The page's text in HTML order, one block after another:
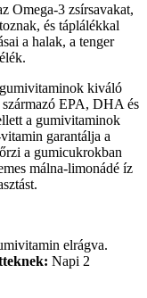
Omega-3 zsírsavakat,
és táplálékkal
a halak, a tenger
kiváló
EPA, DHA és
a gumivitaminok
garantálja a
a gumicukrokban
málna-limonádé íz
elrágva.
Napi 2